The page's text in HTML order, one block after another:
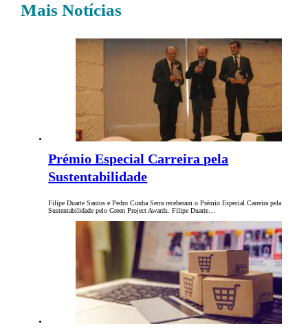
Mais Notícias
Prémio Especial Carreira pela
Sustentabilidade
Filipe Duarte Santos e Pedro Cunha Serra receberam o Prémio Especial Carreira pela
Sustentabilidade pelo Green Project Awards. Filipe Duarte…